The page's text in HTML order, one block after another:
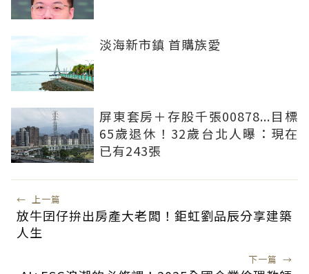
淡海新市鎮 首購族愛
屏東套房＋存股千張00878...目標
65歲退休！32歲台北人曝：現在
已有243張
← 上一篇
放牛囝仔拚出房產大老闆！鉅虹劉品辰分享建築
人生
下一篇 →